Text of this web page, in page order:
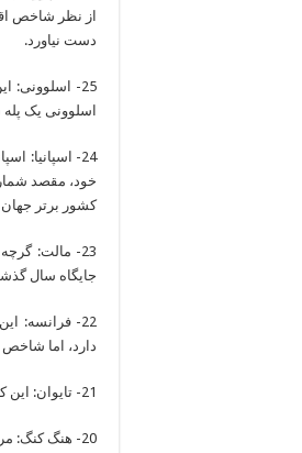
از نظر شاخص
دست نیاورد.
اسلوونی یک
کشور برتر جهان
جایگاه سال
22- فرانسه:
دارد، اما شاخص
21- تایوان: این کشور از نظر ایمنی و امنیت رتبه بسیار خوب ششم را به دست آورد.
20- هنگ کنگ: